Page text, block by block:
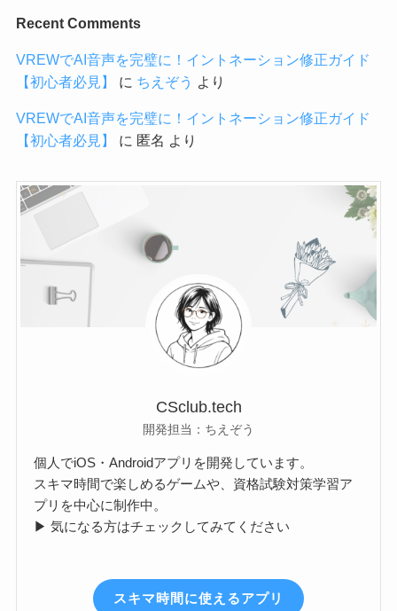
Recent Comments
VREWでAI音声を完璧に！イントネーション修正ガイド
【初心者必見】
に ちえぞう より
VREWでAI音声を完璧に！イントネーション修正ガイド
【初心者必見】
に 匿名 より
CSclub.tech
開発担当：ちえぞう
個人でiOS・Androidアプリを開発しています。
スキマ時間で楽しめるゲームや、資格試験対策学習ア
プリを中心に制作中。
▶ 気になる方はチェックしてみてください
スキマ時間に使えるアプリ